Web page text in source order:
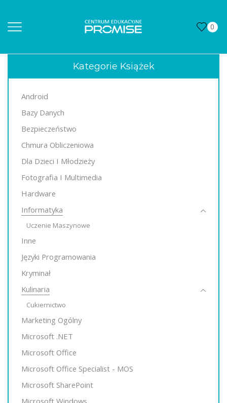
0
Kategorie Książek
Android
Bazy Danych
Bezpieczeństwo
Chmura Obliczeniowa
Dla Dzieci I Młodzieży
Fotografia I Multimedia
Hardware
Informatyka
Uczenie Maszynowe
Inne
Języki Programowania
Kryminał
Kulinaria
Cukiernictwo
Marketing Ogólny
Microsoft .NET
Microsoft Office
Microsoft Office Specialist - MOS
Microsoft SharePoint
Microsoft Windows